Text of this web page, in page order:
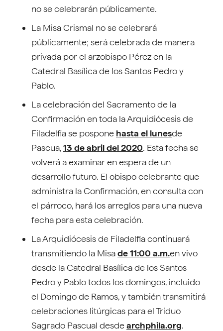
no se celebrarán públicamente.
La Misa Crismal no se celebrará
públicamente; será celebrada de manera
privada por el arzobispo Pérez en la
Catedral Basílica de los Santos Pedro y
Pablo.
La celebración del Sacramento de la
Confirmación en toda la Arquidiócesis de
Filadelfia se pospone hasta el lunesde
Pascua,13 de abril del 2020. Esta fecha se
volverá a examinar en espera de un
desarrollo futuro. El obispo celebrante que
administra la Confirmación, en consulta con
el párroco, hará los arreglos para una nueva
fecha para esta celebración.
La Arquidiócesis de Filadelfia continuará
transmitiendo la Misade 11:00 a.m.en vivo
desde la Catedral Basílica de los Santos
Pedro y Pablo todos los domingos, incluido
el Domingo de Ramos, y también transmitirá
celebraciones litúrgicas para el Triduo
Sagrado Pascual desdearchphila.org.